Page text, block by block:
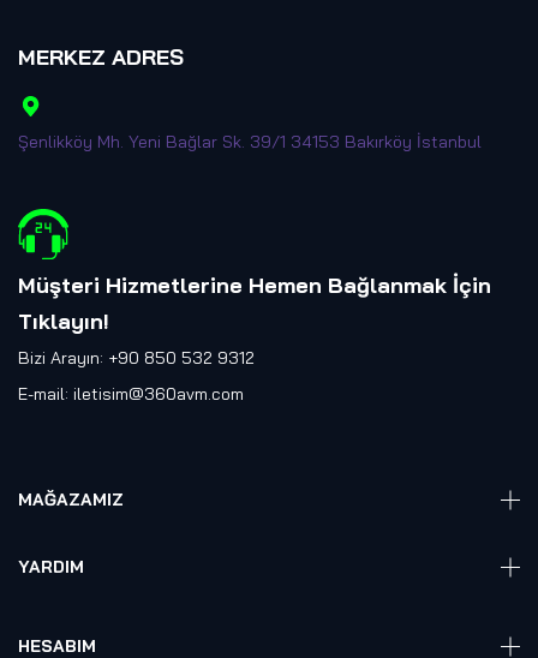
MERKEZ ADRES
Şenlikköy Mh. Yeni Bağlar Sk. 39/1 34153 Bakırköy İstanbul
Müşteri Hizmetlerine Hemen Bağlanmak İçin
Tıklayın!
Bizi Arayın: +90 850 532 9312
E-mail: iletisim@360avm.com
MAĞAZAMIZ
VR Ready PC
Elektronik
YARDIM
HESABIM